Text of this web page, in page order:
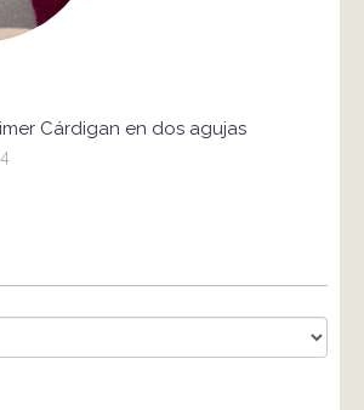
Cárdigan en dos agujas